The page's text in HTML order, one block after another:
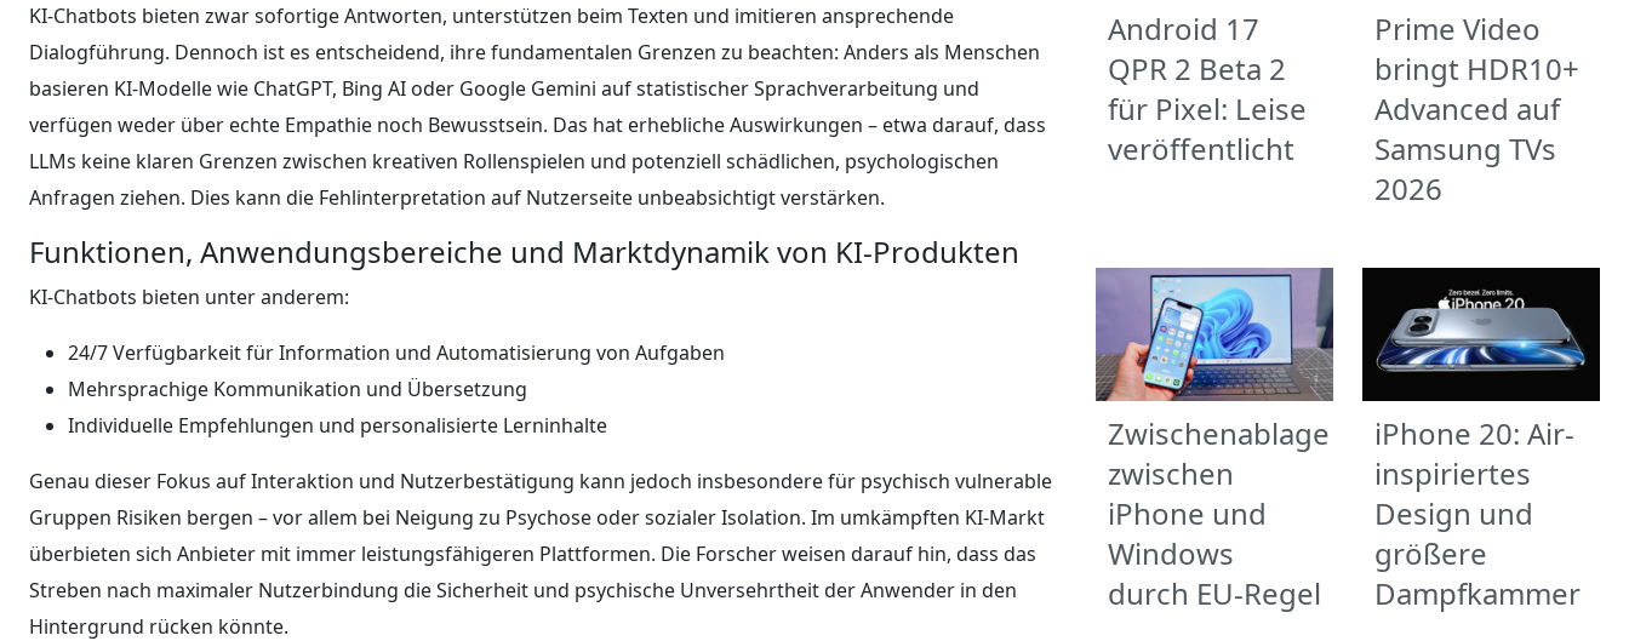
KI-Chatbots bieten zwar sofortige Antworten, unterstützen beim Texten und imitieren ansprechende
Dialogführung. Dennoch ist es entscheidend, ihre fundamentalen Grenzen zu beachten: Anders als Menschen
basieren KI-Modelle wie ChatGPT, Bing AI oder Google Gemini auf statistischer Sprachverarbeitung und
verfügen weder über echte Empathie noch Bewusstsein. Das hat erhebliche Auswirkungen – etwa darauf, dass
LLMs keine klaren Grenzen zwischen kreativen Rollenspielen und potenziell schädlichen, psychologischen
Anfragen ziehen. Dies kann die Fehlinterpretation auf Nutzerseite unbeabsichtigt verstärken.
Funktionen, Anwendungsbereiche und Marktdynamik von KI-Produkten
KI-Chatbots bieten unter anderem:
24/7 Verfügbarkeit für Information und Automatisierung von Aufgaben
Mehrsprachige Kommunikation und Übersetzung
Individuelle Empfehlungen und personalisierte Lerninhalte
Genau dieser Fokus auf Interaktion und Nutzerbestätigung kann jedoch insbesondere für psychisch vulnerable
Gruppen Risiken bergen – vor allem bei Neigung zu Psychose oder sozialer Isolation. Im umkämpften KI-Markt
überbieten sich Anbieter mit immer leistungsfähigeren Plattformen. Die Forscher weisen darauf hin, dass das
Streben nach maximaler Nutzerbindung die Sicherheit und psychische Unversehrtheit der Anwender in den
Hintergrund rücken könnte.
Android 17
QPR 2 Beta 2
für Pixel: Leise
veröffentlicht
Prime Video
bringt HDR10+
Advanced auf
Samsung TVs
2026
Zwischenablage
zwischen
iPhone und
Windows
durch EU-Regel
iPhone 20: Air-
inspiriertes
Design und
größere
Dampfkammer